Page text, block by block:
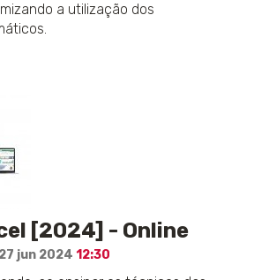
a utilização dos
[2024] - Online
jun 2024 12:30